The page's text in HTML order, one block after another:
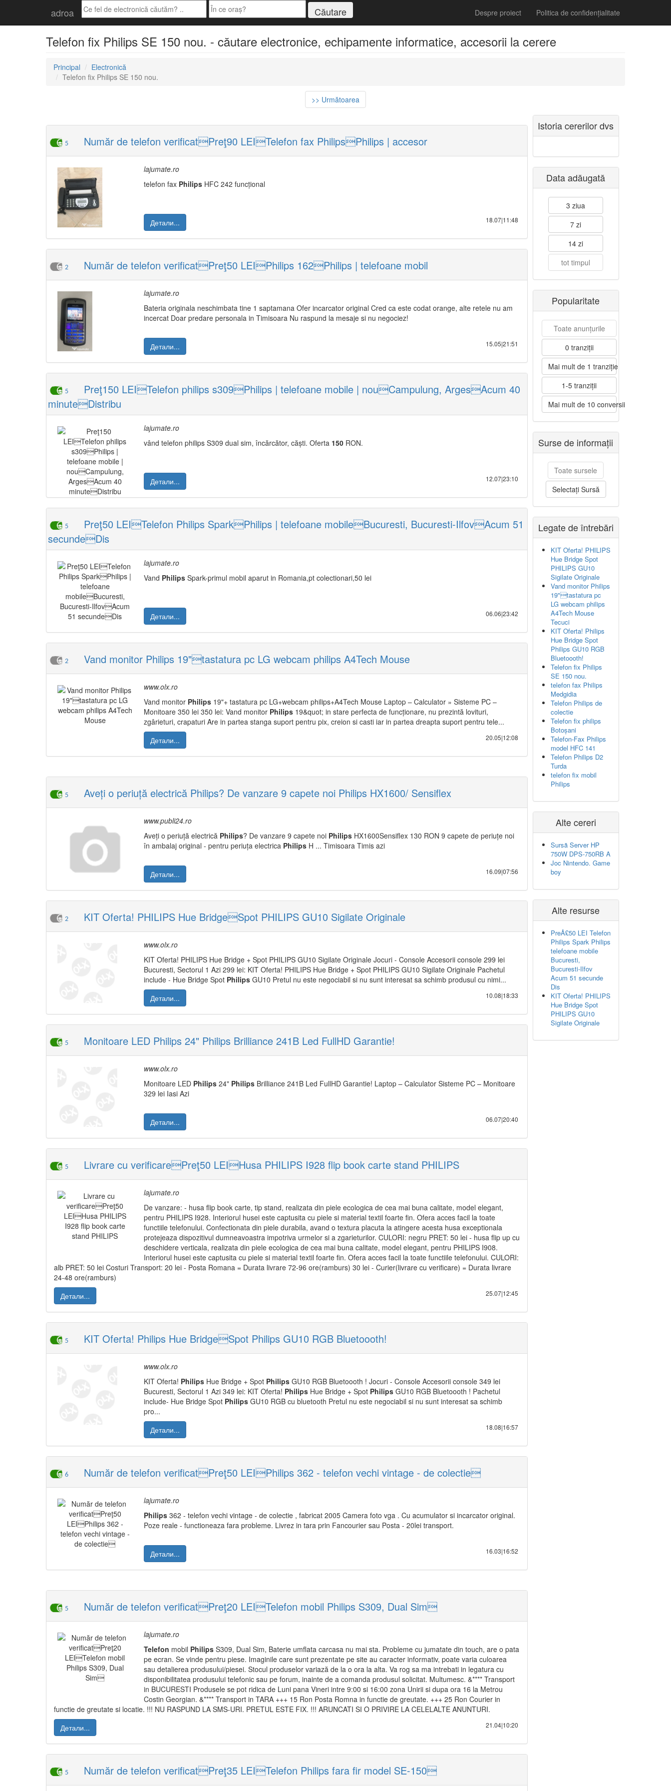
adroa Despre proiect Politica de confidențialitate
Telefon fix Philips SE 150 nou. - căutare electronice, echipamente informatice, accesorii la cerere
Principal
Electronică
Telefon fix Philips SE 150 nou.
>> Următoarea
5 Număr de telefon verificatPreţ90 LEITelefon fax PhilipsPhilips | accesor
lajumate.ro
telefon fax Philips HFC 242 funcțional
Детали... 18.07|11:48
2 Număr de telefon verificatPreţ50 LEIPhilips 162Philips | telefoane mobil
lajumate.ro
Bateria originala neschimbata tine 1 saptamana Ofer incarcator original Cred ca este codat orange, alte retele nu am
incercat Doar predare personala in Timisoara Nu raspund la mesaje si nu negociez!
Детали... 15.05|21:51
5
Preţ150 LEITelefon philips s309Philips | telefoane mobile | nouCampulung, ArgesAcum 40
minuteDistribu
lajumate.ro
vând telefon philips S309 dual sim, încărcător, căști. Oferta 150 RON.
Детали... 12.07|23:10
5
Preţ50 LEITelefon Philips SparkPhilips | telefoane mobileBucuresti, Bucuresti-IlfovAcum 51
secundeDis
lajumate.ro
Vand Philips Spark-primul mobil aparut in Romania,pt colectionari,50 lei
Детали... 06.06|23:42
2 Vand monitor Philips 19"tastatura pc LG webcam philips A4Tech Mouse
www.olx.ro
Vand monitor Philips 19"+ tastatura pc LG+webcam philips+A4Tech Mouse Laptop – Calculator » Sisteme PC –
Monitoare 350 lei 350 lei: Vand monitor Philips 19&quot; in stare perfecta de funcționare, nu prezintă lovituri,
zgârieturi, crapaturi Are in partea stanga suport pentru pix, creion si casti iar in partea dreapta suport pentru tele...
Детали...
20.05|12:08
5 Aveți o periuță electrică Philips? De vanzare 9 capete noi Philips HX1600/ Sensiflex
www.publi24.ro
Aveți o periuță electrică Philips? De vanzare 9 capete noi Philips HX1600Sensiflex 130 RON 9 capete de periuțe noi
în ambalaj original - pentru periuța electrica Philips H ... Timisoara Timis azi
Детали... 16.09|07:56
2 KIT Oferta! PHILIPS Hue BridgeSpot PHILIPS GU10 Sigilate Originale
www.olx.ro
KIT Oferta! PHILIPS Hue Bridge + Spot PHILIPS GU10 Sigilate Originale Jocuri - Console Accesorii console 299 lei
Bucuresti, Sectorul 1 Azi 299 lei: KIT Oferta! PHILIPS Hue Bridge + Spot PHILIPS GU10 Sigilate Originale Pachetul
include - Hue Bridge Spot Philips GU10 Pretul nu este negociabil si nu sunt interesat sa schimb produsul cu nimi...
Детали...
10.08|18:33
5 Monitoare LED Philips 24" Philips Brilliance 241B Led FullHD Garantie!
www.olx.ro
Monitoare LED Philips 24" Philips Brilliance 241B Led FullHD Garantie! Laptop – Calculator Sisteme PC – Monitoare
329 lei Iasi Azi
Детали... 06.07|20:40
5 Livrare cu verificarePreţ50 LEIHusa PHILIPS I928 flip book carte stand PHILIPS
lajumate.ro
De vanzare: - husa flip book carte, tip stand, realizata din piele ecologica de cea mai buna calitate, model elegant,
pentru PHILIPS I928. Interiorul husei este captusita cu piele si material textil foarte fin. Ofera acces facil la toate
functiile telefonului. Confectionata din piele durabila, avand o textura placuta la atingere acesta husa exceptionala
protejeaza dispozitivul dumneavoastra impotriva urmelor si a zgarieturilor. CULORI: negru PRET: 50 lei - husa flip up cu
deschidere verticala, realizata din piele ecologica de cea mai buna calitate, model elegant, pentru PHILIPS I908.
Interiorul husei este captusita cu piele si material textil foarte fin. Ofera acces facil la toate functiile telefonului. CULORI:
alb PRET: 50 lei Costuri Transport: 20 lei - Posta Romana = Durata livrare 72-96 ore(ramburs) 30 lei - Curier(livrare cu verificare) = Durata livrare
24-48 ore(ramburs)
Детали...
25.07|12:45
5 KIT Oferta! Philips Hue BridgeSpot Philips GU10 RGB Bluetoooth!
www.olx.ro
KIT Oferta! Philips Hue Bridge + Spot Philips GU10 RGB Bluetoooth ! Jocuri - Console Accesorii console 349 lei
Bucuresti, Sectorul 1 Azi 349 lei: KIT Oferta! Philips Hue Bridge + Spot Philips GU10 RGB Bluetoooth ! Pachetul
include- Hue Bridge Spot Philips GU10 RGB cu bluetooth Pretul nu este negociabil si nu sunt interesat sa schimb
pro...
Детали...
18.08|16:57
6 Număr de telefon verificatPreţ50 LEIPhilips 362 - telefon vechi vintage - de colectie
lajumate.ro
Philips 362 - telefon vechi vintage - de colectie , fabricat 2005 Camera foto vga . Cu acumulator si incarcator original.
Poze reale - functioneaza fara probleme. Livrez in tara prin Fancourier sau Posta - 20lei transport.
Детали... 16.03|16:52
5 Număr de telefon verificatPreţ20 LEITelefon mobil Philips S309, Dual Sim
lajumate.ro
Telefon mobil Philips S309, Dual Sim, Baterie umflata carcasa nu mai sta. Probleme cu jumatate din touch, are o pata
pe ecran. Se vinde pentru piese. Imaginile care sunt prezentate pe site au caracter informativ, poate varia culoarea
sau detalierea produsului/piesei. Stocul produselor variază de la o ora la alta. Va rog sa ma intrebati in legatura cu
disponibilitatea produsului telefonic sau pe forum, inainte de a comanda produsul solicitat. Multumesc. &**** Transport
in BUCURESTI Produsele se pot ridica de Luni pana Vineri intre 9:00 si 16:00 zona Unirii si dupa ora 16 la Metrou
Costin Georgian. &**** Transport in TARA +++ 15 Ron Posta Romna in functie de greutate. +++ 25 Ron Courier in
functie de greutate si locatie. !!! NU RASPUND LA SMS-URI. PRETUL ESTE FIX. !!! ARUNCATI SI O PRIVIRE LA CELELALTE ANUNTURI.
Детали...
21.04|10:20
5 Număr de telefon verificatPreţ35 LEITelefon Philips fara fir model SE-150
Istoria cererilor dvs
Data adăugată
3 ziua
7 zi
14 zi
tot timpul
Popularitate
Toate anunțurile
0 tranziții
Mai mult de 1 tranziție
1-5 tranziții
Mai mult de 10 conversii
Surse de informații
Toate sursele
Selectați Sursă
Legate de întrebări
KIT Oferta! PHILIPS
Hue Bridge Spot
PHILIPS GU10
Sigilate Originale
Vand monitor Philips
19"tastatura pc
LG webcam philips
A4Tech Mouse
Tecuci
KIT Oferta! Philips
Hue Bridge Spot
Philips GU10 RGB
Bluetoooth!
Telefon fix Philips
SE 150 nou.
telefon fax Philips
Medgidia
Telefon Philips de
colectie
Telefon fix philips
Botoșani
Telefon-Fax Philips
model HFC 141
Telefon Philips D2
Turda
telefon fix mobil
Philips
Alte cereri
Sursă Server HP
750W DPS-750RB A
Joc Nintendo. Game
boy
Alte resurse
PreÅ£50 LEI Telefon
Philips Spark Philips
telefoane mobile
Bucuresti,
Bucuresti-Ilfov
Acum 51 secunde
Dis
KIT Oferta! PHILIPS
Hue Bridge Spot
PHILIPS GU10
Sigilate Originale